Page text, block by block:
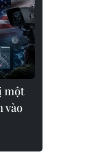
một
vào